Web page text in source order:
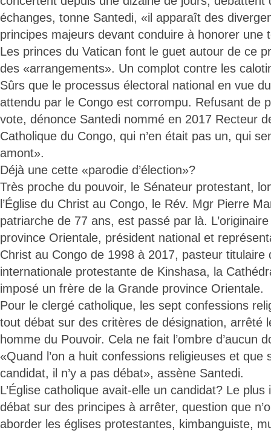
échanges, tonne Santedi, «il apparaît des
principes majeurs devant conduire à honorer une
Les princes du Vatican font le guet autour de ce
des «arrangements». Un complot contre les
Sûrs que le processus électoral national en vue
attendu par le Congo est corrompu. Refusant de
vote, dénonce Santedi nommé en 2017 Recteur
Catholique du Congo, qui n’en était pas un, qui
amont».
Déjà une cette «parodie d’élection»?
Très proche du pouvoir, le Sénateur protestant,
l’Église du Christ au Congo, le Rév. Mgr Pierre
patriarche de 77 ans, est passé par là.
province Orientale, président national et
Christ au Congo de 1998 à 2017, pasteur titulaire
internationale protestante de Kinshasa, la
imposé un frère de la Grande province Orientale.
Pour le clergé catholique, les sept confessions
tout débat sur des critères de désignation, arrêté
homme du Pouvoir. Cela ne fait l’ombre d’aucun
«Quand l’on a huit confessions religieuses et que
candidat, il n’y a pas débat», assène Santedi.
L’Église catholique avait-elle un candidat? Le plus
débat sur des principes à arrêter, question que
aborder les églises protestantes, kimbanguiste,